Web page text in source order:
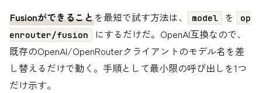
Fusionができることを最短で試す方法は、 model を
op
enrouter/fusion
にするだけだ。OpenAI互換なので、
既存のOpenAI/OpenRouterクライアントのモデル名を差
し替えるだけで動く。手順として最小限の呼び出しを1つ
だけ示す。